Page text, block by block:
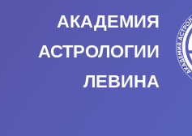
АКАДЕМИЯ
АСТРОЛОГИИ
ЛЕВИНА